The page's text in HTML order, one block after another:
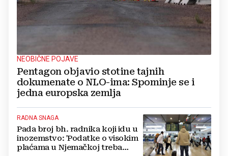
NEOBIČNE POJAVE
Pentagon objavio stotine tajnih
dokumenate o NLO-ima: Spominje se i
jedna europska zemlja
RADNA SNAGA
Pada broj bh. radnika koji idu u
inozemstvo: 'Podatke o visokim
plaćama u Njemačkoj treba